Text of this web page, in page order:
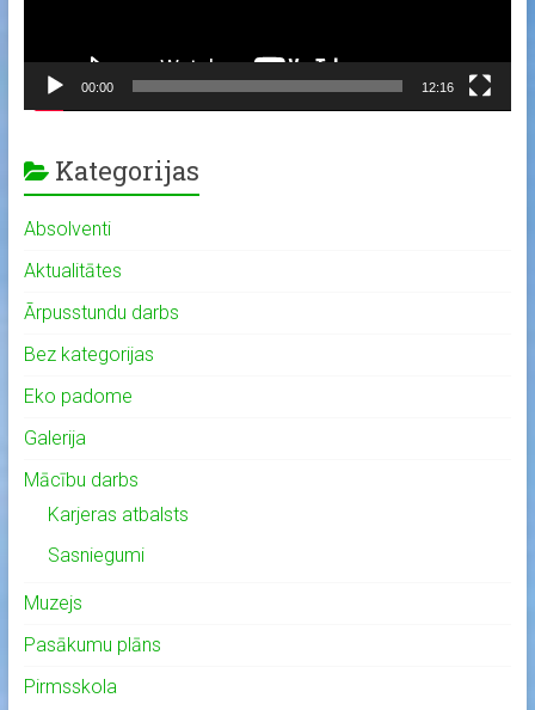
00:00 12:16
Kategorijas
Absolventi
Aktualitātes
Ārpusstundu darbs
Bez kategorijas
Eko padome
Galerija
Mācību darbs
Karjeras atbalsts
Sasniegumi
Muzejs
Pasākumu plāns
Pirmsskola